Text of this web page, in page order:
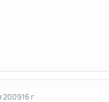
200916 г